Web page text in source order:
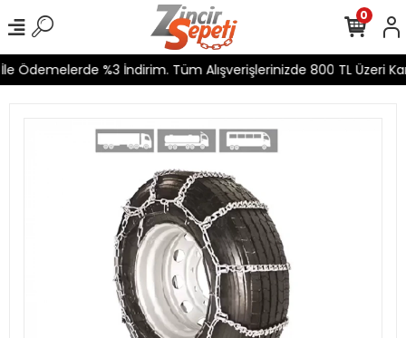
Ödemelerde %3 İndirim. Tüm Alışverişlerinizde 800 TL Üzeri
0